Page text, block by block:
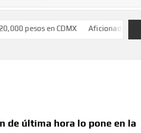
en CDMX Aficionado encara a Mikel
de última hora lo pone en la